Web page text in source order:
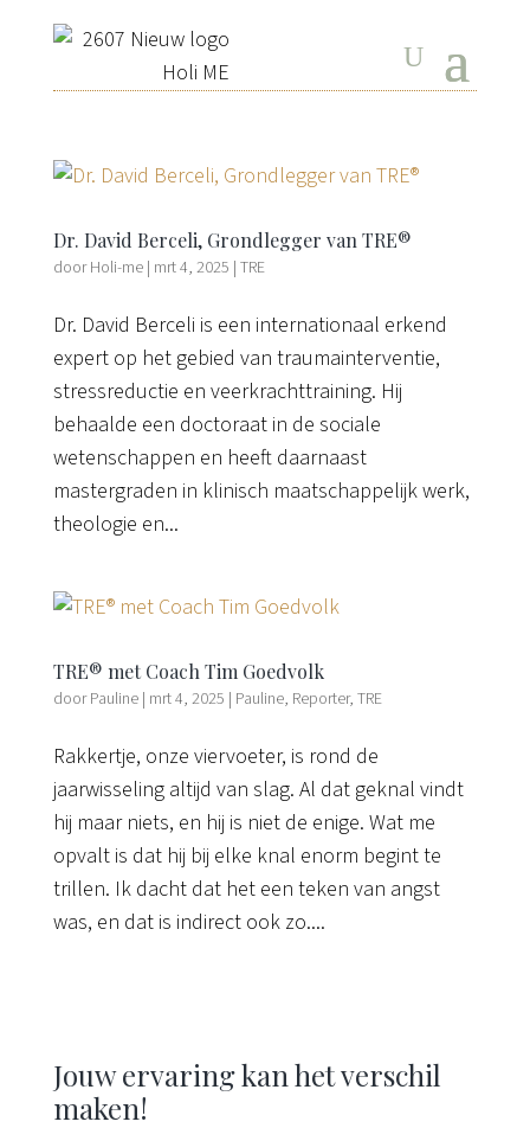
Dr. David Berceli, Grondlegger van TRE®
doorHoli-me| mrt 4, 2025 | TRE
Dr. David Berceli is een internationaal erkend
expert op het gebied van traumainterventie,
stressreductie en veerkrachttraining. Hij
behaalde een doctoraat in de sociale
wetenschappen en heeft daarnaast
mastergraden in klinisch maatschappelijk werk,
theologie en...
TRE® met Coach Tim Goedvolk
doorPauline| mrt 4, 2025 | Pauline, Reporter, TRE
Rakkertje, onze viervoeter, is rond de
jaarwisseling altijd van slag. Al dat geknal vindt
hij maar niets, en hij is niet de enige. Wat me
opvalt is dat hij bij elke knal enorm begint te
trillen. Ik dacht dat het een teken van angst
was, en dat is indirect ook zo....
Jouw ervaring kan het verschil
maken!